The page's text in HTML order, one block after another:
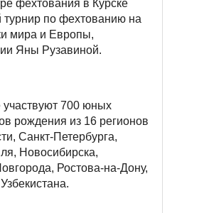
фехтования в Курске
по фехтованию на
мира и Европы,
Яны Рузавиной.
700 юных
рождения из 16 регионов
Санкт-Петербурга,
Новосибирска,
Ростова-на-Дону,